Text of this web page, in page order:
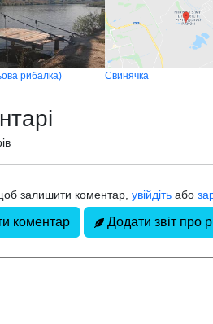
рибалка) Свинячка
залишити коментар, увійдіть або
коментар Додати звіт про